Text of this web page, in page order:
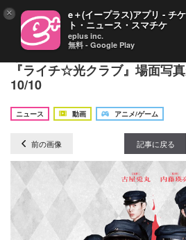
なまめかしい間宮祥太朗にせ
『ライチ☆光クラブ』場面写
10/10
ニュース
動画 アニメ/ゲーム
前の画像 記事に戻る
× e＋(イープラス)アプリ - チ
ト・ニュース・スマチケ
eplus inc.
無料 - Google Play